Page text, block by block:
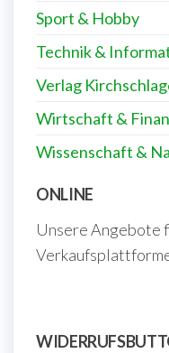
Sport & Hobby
Technik &
Verlag
Wirtschaft &
Wissenschaft &
ONLINE
Unsere Angebote